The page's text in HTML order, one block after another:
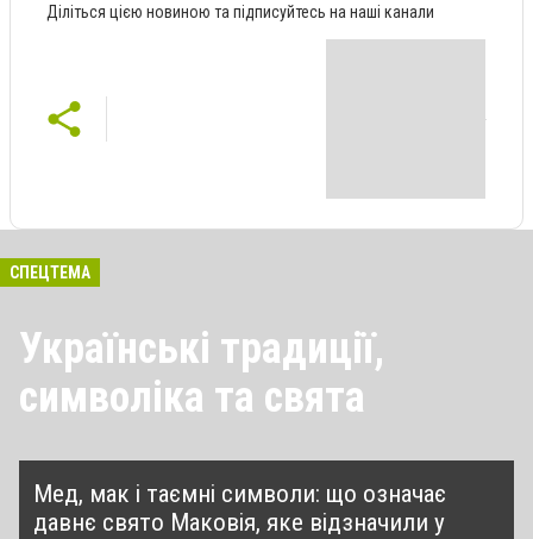
Діліться цією новиною та підписуйтесь на наші канали
СПЕЦТЕМА
Українські традиції,
символіка та свята
Мед, мак і таємні символи: що означає
давнє свято Маковія, яке відзначили у